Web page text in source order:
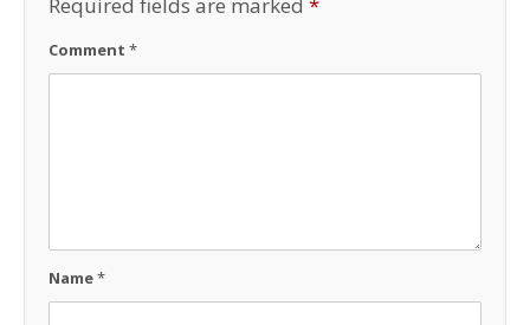
Required fields are marked *
Comment *
Name*